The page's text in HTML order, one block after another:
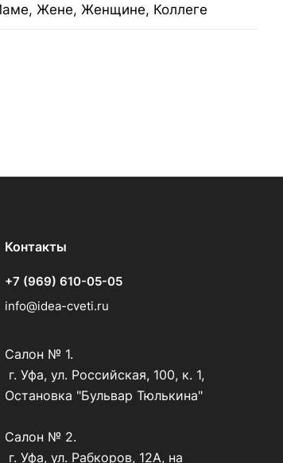
Жене, Женщине, Коллеге
Контакты
+7 (969) 610-05-05
info@idea-cveti.ru
Салон № 1.
г. Уфа, ул. Российская, 100, к. 1,
Остановка "Бульвар Тюлькина"
Салон № 2.
г. Уфа, ул. Рабкоров, 12А, на